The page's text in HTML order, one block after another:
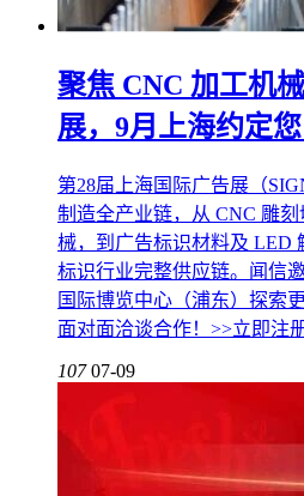
聚焦 CNC 加工机
展，9月上海约定您
第28届上海国际广告展（
制造全产业链，从 CNC 雕
械，到广告标识材料及 LED
标识行业完整供应链。闻信
国际博览中心（浦东）探索
面对面洽谈合作！>>立即注
107 07-09